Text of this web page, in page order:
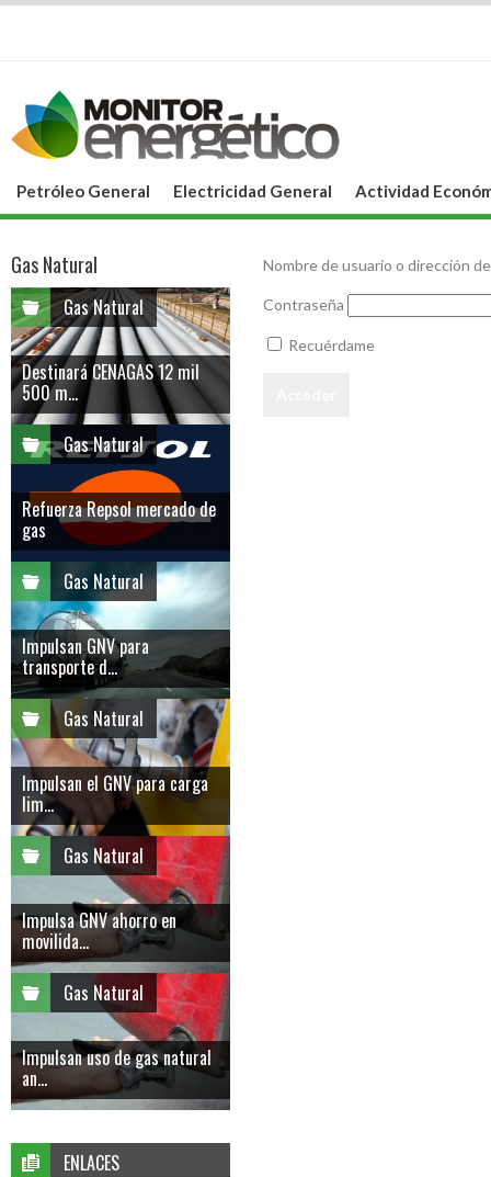
Petróleo General Electricidad General Actividad
Nombre de usuario o dirección
Contraseña
Recuérdame
Gas Natural
Gas Natural
Destinará CENAGAS 12 mil
500 m...
Gas Natural
Refuerza Repsol mercado de
gas
Gas Natural
Impulsan GNV para
transporte d...
Gas Natural
Impulsan el GNV para carga
lim...
Gas Natural
Impulsa GNV ahorro en
movilida...
Gas Natural
Impulsan uso de gas natural
an...
ENLACES